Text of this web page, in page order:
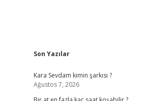
Sidebar
Son Yazılar
Kara Sevdam kimin şarkısı ?
Ağustos 7, 2026